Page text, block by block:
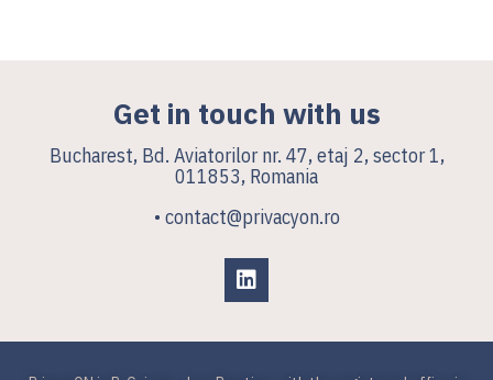
Get in touch with us
Bucharest, Bd. Aviatorilor nr. 47, etaj 2, sector 1,
011853, Romania
• contact@privacyon.ro